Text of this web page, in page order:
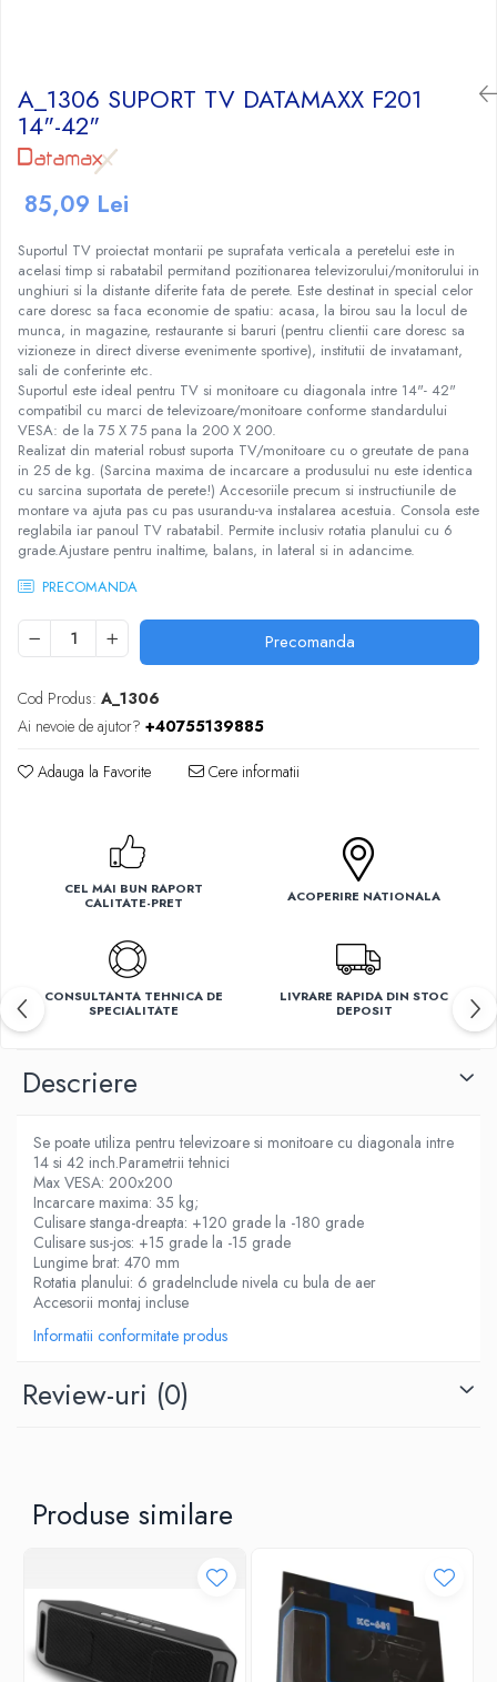
Suruburi, dibluri si accesorii uz general
Iluminat
Becuri
Becuri LED
Corpuri Iluminat interior
Lanterne
Proiectoare LED
Scule Electrice si Unelte
Pistoale de Lipit
Termoizolatii si accesorii
Ventilatie si Climatizare
Accesorii climatizare
Aeroterme
Purificatoare si umidificatoare aer
Ventilatoare
Ingrijire Tesaturi
Fiare Calcat
Statii Calcat
Preparare Cafea
Accesorii si piese aparate cafea
Cafea si Ceai
Cafetiere
Espressoare
Rasnite
Rasnite mirodenii
Copex PVC fara fir
Jgheab Metalic
Prelungitoare
Sigurante Electrice Automate -
Eaton
Enext
Legrand
Schneider
Tablouri sigurante
Tub PVC
electrice
Lampi UV pentru manichiura
Pompe San
Tuns si ras
Aparate de tuns
Aparate de tuns barba
Cabluri de Date si accesorii
Cutii Distributie
Rack-uri, Cabinete Metalice si
Accesorii
Extendere WI-FI
Splittere TV, Ditribuitoare si
Amplificatoare
Radio, CD, DVD player auto
Boxe auto
Reportofoane
Televizoare
A_1306 SUPORT TV DATAMAXX F201
14"-42"
85,09 Lei
Suportul TV proiectat montarii pe suprafata verticala a peretelui este in
acelasi timp si rabatabil permitand pozitionarea televizorului/monitorului in
unghiuri si la distante diferite fata de perete. Este destinat in special celor
care doresc sa faca economie de spatiu: acasa, la birou sau la locul de
munca, in magazine, restaurante si baruri (pentru clientii care doresc sa
vizioneze in direct diverse evenimente sportive), institutii de invatamant,
sali de conferinte etc.
Suportul este ideal pentru TV si monitoare cu diagonala intre 14"- 42"
compatibil cu marci de televizoare/monitoare conforme standardului
VESA: de la 75 X 75 pana la 200 X 200.
Realizat din material robust suporta TV/monitoare cu o greutate de pana
in 25 de kg. (Sarcina maxima de incarcare a produsului nu este identica
cu sarcina suportata de perete!) Accesoriile precum si instructiunile de
montare va ajuta pas cu pas usurandu-va instalarea acestuia. Consola este
reglabila iar panoul TV rabatabil. Permite inclusiv rotatia planului cu 6
grade.Ajustare pentru inaltime, balans, in lateral si in adancime.
PRECOMANDA
Precomanda
Cod Produs: A_1306
Ai nevoie de ajutor? +40755139885
Adauga la Favorite Cere informatii
CEL MAI BUN RAPORT
CALITATE-PRET
ACOPERIRE NATIONALA
CONSULTANTA TEHNICA DE
SPECIALITATE
LIVRARE RAPIDA DIN STOC
DEPOSIT
Descriere
Se poate utiliza pentru televizoare si monitoare cu diagonala intre
14 si 42 inch.Parametrii tehnici
Max VESA: 200x200
Incarcare maxima: 35 kg;
Culisare stanga-dreapta: +120 grade la -180 grade
Culisare sus-jos: +15 grade la -15 grade
Lungime brat: 470 mm
Rotatia planului: 6 gradeInclude nivela cu bula de aer
Accesorii montaj incluse
Informatii conformitate produs
Review-uri (0)
Produse similare